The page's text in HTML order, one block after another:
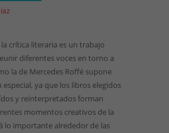
crítica literaria es un trabajo
diferentes voces en torno a
la de Mercedes Roffé supone
especial, ya que los libros elegidos
y reinterpretados forman
momentos creativos de la
lo importante alrededor de las